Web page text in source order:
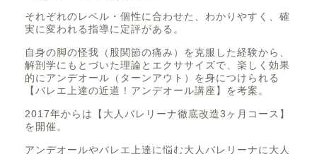
それぞれのレベル・個性に合わせた、わかりやすく、確
実に変われる指導に定評がある。
自身の脚の怪我（股関節の痛み）を克服した経験から、
解剖学にもとづいた理論とエクササイズで、楽しく効果
的にアンデオール（ターンアウト）を身につけられる
【バレエ上達の近道！アンデオール講座】を考案。
2017年からは【大人バレリーナ徹底改造3ヶ月コース】
を開催。
アンデオールやバレエ上達に悩む大人バレリーナに大人